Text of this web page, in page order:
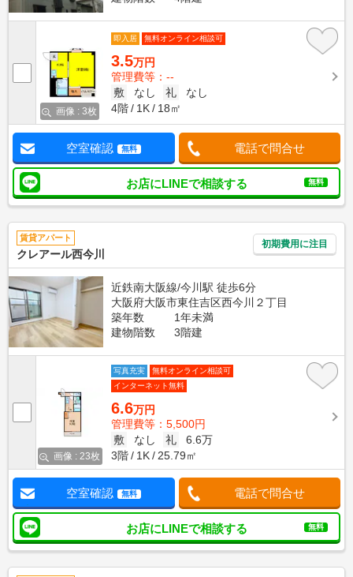
画像 : 3枚
即入居 無料オンライン相談可
3.5万円
管理費等：--
敷
なし 礼
なし
4階
1K 18㎡
空室確認 無料 電話で問合せ
お店にLINEで相談する 無料
賃貸アパート
クレアール西今川
初期費用に注目
近鉄南大阪線/今川駅 徒歩6分
大阪府大阪市東住吉区西今川２丁目
築年数
1年未満
建物階数
3階建
画像 : 23枚
写真充実
無料オンライン相談可
インターネット無料
6.6万円
管理費等：5,500円
敷
なし 礼
6.6万
3階
1K 25.79㎡
空室確認 無料 電話で問合せ
お店にLINEで相談する 無料